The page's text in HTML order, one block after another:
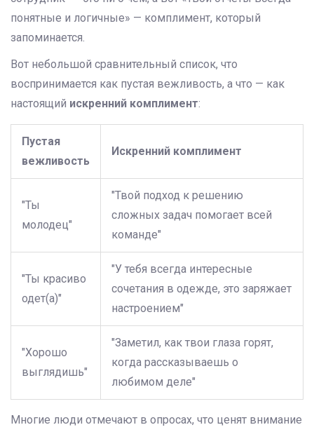
понятные и логичные» — комплимент, который
запоминается.
Вот небольшой сравнительный список, что
воспринимается как пустая вежливость, а что — как
настоящий искренний комплимент:
Пустая
вежливость
Искренний комплимент
"Ты
молодец"
"Твой подход к решению
сложных задач помогает всей
команде"
"Ты красиво
одет(а)"
"У тебя всегда интересные
сочетания в одежде, это заряжает
настроением"
"Хорошо
выглядишь"
"Заметил, как твои глаза горят,
когда рассказываешь о
любимом деле"
Многие люди отмечают в опросах, что ценят внимание